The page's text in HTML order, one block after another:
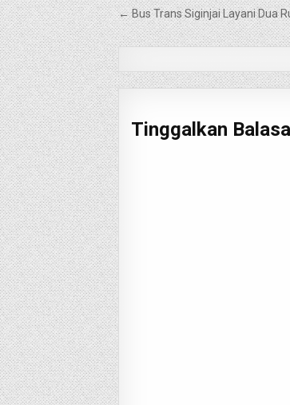
Navigasi
pos
← Bus Trans Siginjai Layani Dua
Tinggalkan